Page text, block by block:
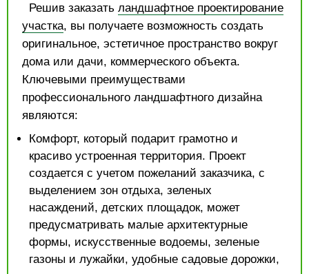
Решив заказать ландшафтное проектирование
участка, вы получаете возможность создать
оригинальное, эстетичное пространство вокруг
дома или дачи, коммерческого объекта.
Ключевыми преимуществами
профессионального ландшафтного дизайна
являются:
Комфорт, который подарит грамотно и
красиво устроенная территория. Проект
создается с учетом пожеланий заказчика, с
выделением зон отдыха, зеленых
насаждений, детских площадок, может
предусматривать малые архитектурные
формы, искусственные водоемы, зеленые
газоны и лужайки, удобные садовые дорожки,